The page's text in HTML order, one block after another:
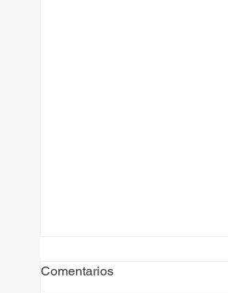
Comentarios